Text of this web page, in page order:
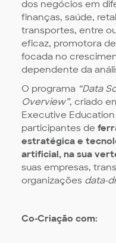
dos negócios em
finanças, saúde,
transportes, entre
eficaz, promotora
focada no
dependente da
O programa “Data
Overview”, criado
Executive
participantes de
estratégica e
artificial, na sua
suas empresas,
organizaçõesdata-
Co-Criação com: